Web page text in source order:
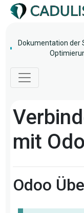
Dokumentation der
mit
Odoo